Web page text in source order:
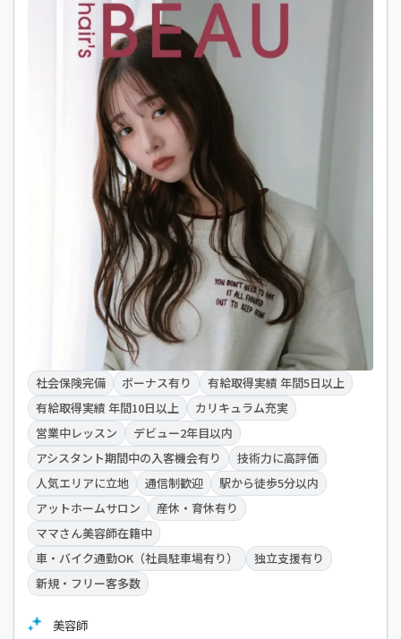
社会保険完備 ボーナス有り
有給取得実績 年間5日以上
有給取得実績 年間10日以上
カリキュラム充実
営業中レッスン
デビュー2年目以内
アシスタント期間中の入客機会有り
技術力に高評価
人気エリアに立地
通信制歓迎
駅から徒歩5分以内
アットホームサロン
産休・育休有り
ママさん美容師在籍中
車・バイク通勤OK（社員駐車場有り）
独立支援有り
新規・フリー客多数
美容師